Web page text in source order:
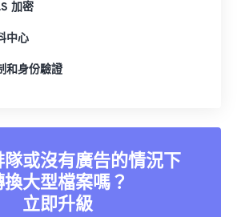
加密
中心
和身份驗證
或沒有廣告的情況下
換大型檔案嗎？
立即升級